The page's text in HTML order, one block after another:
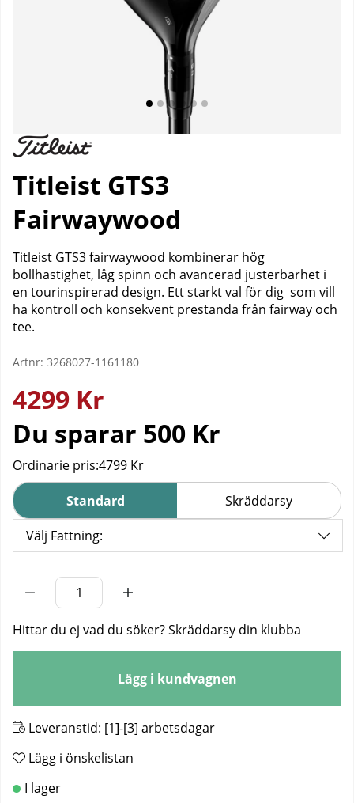
Titleist GTS3
Fairwaywood
Titleist GTS3 fairwaywood kombinerar hög
bollhastighet, låg spinn och avancerad justerbarhet i
en tourinspirerad design. Ett starkt val för dig som vill
ha kontroll och konsekvent prestanda från fairway och
tee.
Artnr: 3268027-1161180
4299 Kr
Du sparar 500 Kr
Ordinarie pris:4799 Kr
Standard Skräddarsy
Välj Fattning:
Hittar du ej vad du söker? Skräddarsy din klubba
Lägg i kundvagnen
Leveranstid: [1]-[3] arbetsdagar
Lägg i önskelistan